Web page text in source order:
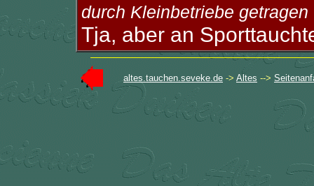
durch Kleinbetriebe getragen
Tja, aber an
altes.tauchen.seveke.de -> Altes -->